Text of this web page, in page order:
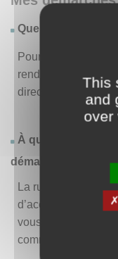
This
and
over
Quelles sont les
Pour consulter la
rendez-vous dans
directement en
À quoi correspond
démarche » ?
La rubrique «
d’accéder à la liste
vous pouvez
commencer à la